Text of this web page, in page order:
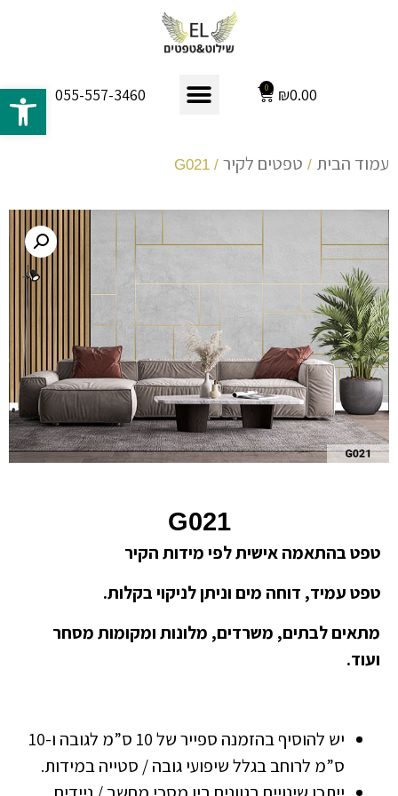
₪0.00
0
055-557-3460
עמוד הבית / טפטים לקיר / G021
G021
טפט בהתאמה אישית לפי מידות הקיר
טפט עמיד, דוחה מים וניתן לניקוי בקלות.
מתאים לבתים, משרדים, מלונות ומקומות מסחר
ועוד.
יש להוסיף בהזמנה ספייר של 10 ס”מ לגובה ו-10
ס”מ לרוחב בגלל שיפועי גובה / סטייה במידות.